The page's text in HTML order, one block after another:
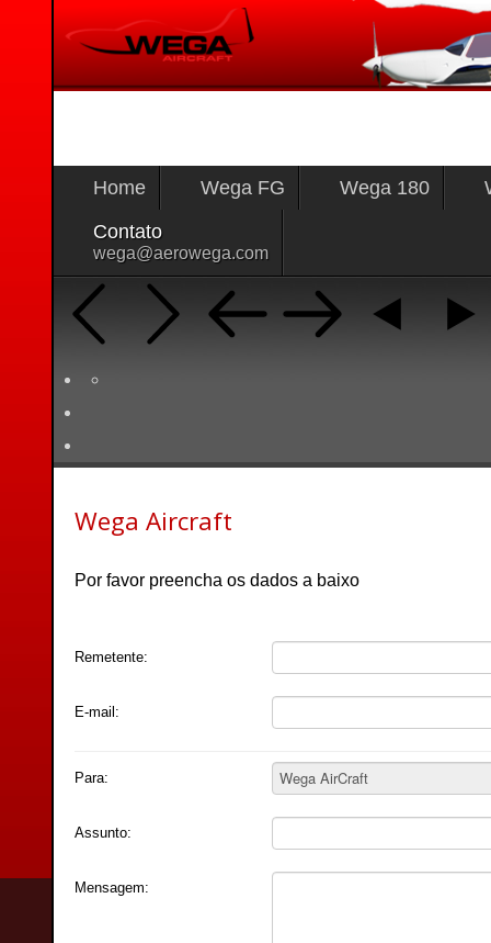
Home Wega FG Wega 180
Contato
wega@aerowega.com
Wega Aircraft
Por favor preencha os dados a baixo
Remetente:
E-mail:
Para:
Assunto:
Mensagem: